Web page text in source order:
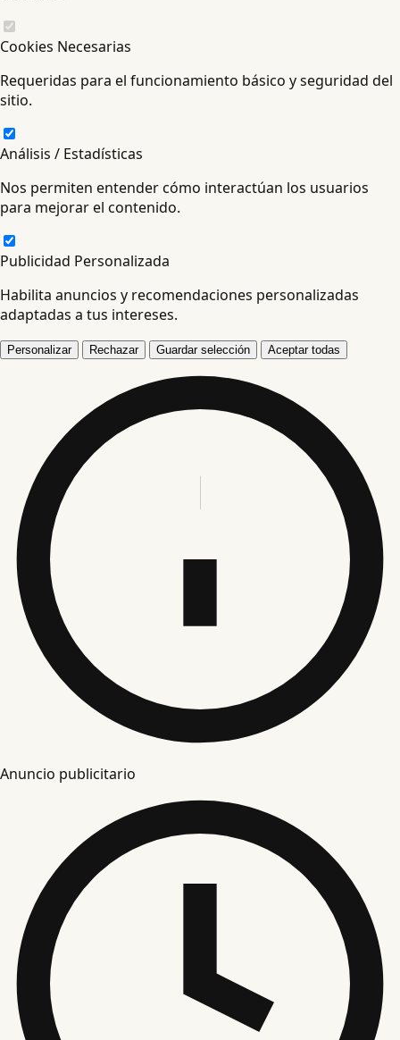
Cookies Necesarias
Requeridas para el funcionamiento básico y seguridad del
sitio.
Análisis / Estadísticas
Nos permiten entender cómo interactúan los usuarios
para mejorar el contenido.
Publicidad Personalizada
Habilita anuncios y recomendaciones personalizadas
adaptadas a tus intereses.
Personalizar Rechazar Guardar selección Aceptar todas
Anuncio publicitario